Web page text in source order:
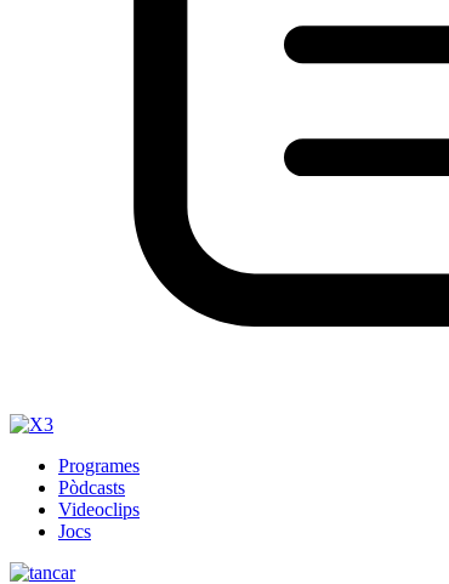
Programes
Pòdcasts
Videoclips
Jocs